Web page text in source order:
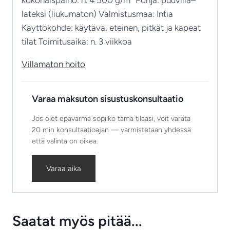
lateksi (liukumaton) Valmistusmaa: Intia
Käyttökohde: käytävä, eteinen, pitkät ja kapeat
tilat Toimitusaika: n. 3 viikkoa
Villamaton hoito
Varaa maksuton sisustuskonsultaatio
Jos olet epävarma sopiiko tämä tilaasi, voit varata
20 min konsultaatioajan — varmistetaan yhdessä
että valinta on oikea.
Varaa aika
Saatat myös pitää...